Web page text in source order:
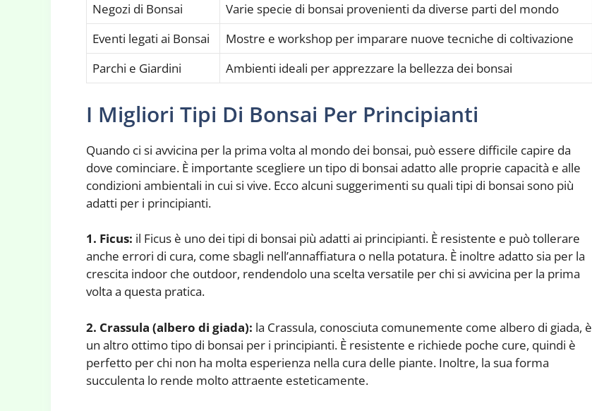
Negozi di Bonsai
Varie specie di bonsai provenienti da diverse parti del mondo
Eventi legati ai Bonsai
Mostre e workshop per imparare nuove tecniche di coltivazione
Parchi e Giardini
Ambienti ideali per apprezzare la bellezza dei bonsai
I Migliori Tipi Di Bonsai Per Principianti
Quando ci si avvicina per la prima volta al mondo dei bonsai, può essere difficile capire da
dove cominciare. È importante scegliere un tipo di bonsai adatto alle proprie capacità e alle
condizioni ambientali in cui si vive. Ecco alcuni suggerimenti su quali tipi di bonsai sono più
adatti per i principianti.
1. Ficus: il Ficus è uno dei tipi di bonsai più adatti ai principianti. È resistente e può tollerare
anche errori di cura, come sbagli nell’annaffiatura o nella potatura. È inoltre adatto sia per la
crescita indoor che outdoor, rendendolo una scelta versatile per chi si avvicina per la prima
volta a questa pratica.
2. Crassula (albero di giada): la Crassula, conosciuta comunemente come albero di giada, è
un altro ottimo tipo di bonsai per i principianti. È resistente e richiede poche cure, quindi è
perfetto per chi non ha molta esperienza nella cura delle piante. Inoltre, la sua forma
succulenta lo rende molto attraente esteticamente.